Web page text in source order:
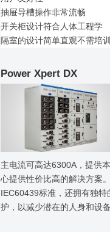
抽屉导槽操作非常流畅
开关柜设计符合人体工程学
隔室的设计简单直观不需培
Power Xpert DX
主电流可高达6300A，提供
心提供性价比高的解决方案
IEC60439标准，还拥有独
护，以减少潜在的人身和设